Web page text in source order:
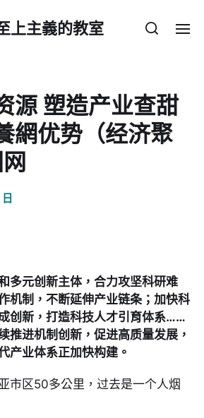
上主義的教室
源 塑造产业查甜
網优势（经济聚
多元创新主体，合力攻坚科研难
机制，不断延伸产业链条；加快科
创新，打造科技人才引育体系……
推进机制创新，促进高质量发展，
产业体系正加快构建。
市区50多公里，过去是一个人烟